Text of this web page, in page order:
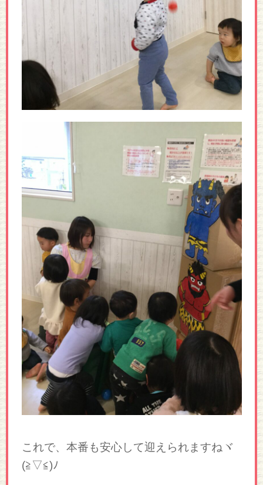
これで、本番も安心して迎えられますねヾ
(≧▽≦)ﾉ